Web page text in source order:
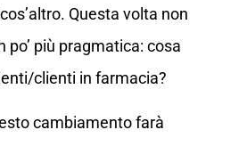
Questa volta non
più pragmatica: cosa
clienti in farmacia?
cambiamento farà